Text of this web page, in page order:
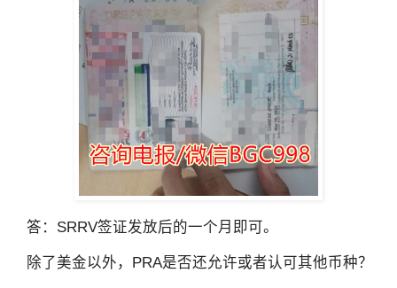
答：SRRV签证发放后的一个月即可。
除了美金以外，PRA是否还允许或者认可其他币种？